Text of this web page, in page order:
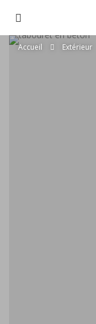
Accueil Extérieur